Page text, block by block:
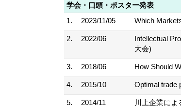
学会・口頭・ポスター発表
1.
2023/11/05 Which
2. 2022/06
Intellectual
大会)
3. 2018/06 How Should
4. 2015/10 Optimal trade
5. 2014/11 川上企業に